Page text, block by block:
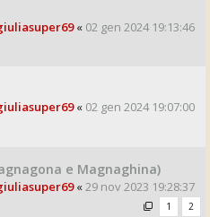
« 02 gen 2024 19:13:46
« 02 gen 2024 19:07:00
e Magnaghina)
«29 nov 2023 19:28:37
1 2